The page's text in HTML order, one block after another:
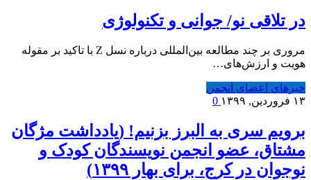
در تلاقی نو/ جوانی و تکنولوژی
مروری بر چند مطالعه بین‌المللی درباره نسل Z با تاکید بر مقوله
هویت و ارزش‌های…
خبرهای اعضای انجمن
۱۳ فروردین, ۱۳۹۹
برویم سری به البرز بزنیم! (یادداشت مژگان
مشتاق، عضو انجمن نویسندگان کودک و
نوجوان در کرج، برای بهار ۱۳۹۹)